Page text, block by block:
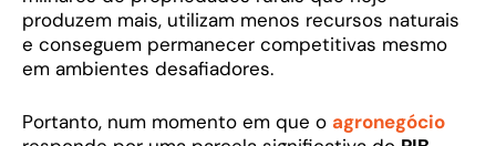
produzem mais, utilizam menos recursos naturais
e conseguem permanecer competitivas mesmo
em ambientes desafiadores.
Portanto, num momento em que o agronegócio